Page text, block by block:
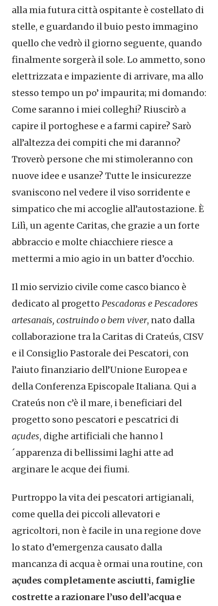
alla mia futura città ospitante è costellato di
stelle, e guardando il buio pesto immagino
quello che vedrò il giorno seguente, quando
finalmente sorgerà il sole. Lo ammetto, sono
elettrizzata e impaziente di arrivare, ma allo
stesso tempo un po’ impaurita; mi domando:
Come saranno i miei colleghi? Riuscirò a
capire il portoghese e a farmi capire? Sarò
all’altezza dei compiti che mi daranno?
Troverò persone che mi stimoleranno con
nuove idee e usanze? Tutte le insicurezze
svaniscono nel vedere il viso sorridente e
simpatico che mi accoglie all’autostazione. È
Lilì, un agente Caritas, che grazie a un forte
abbraccio e molte chiacchiere riesce a
mettermi a mio agio in un batter d’occhio.
Il mio servizio civile come casco bianco è
dedicato al progetto Pescadoras e Pescadores
artesanais, costruindo o bem viver, nato dalla
collaborazione tra la Caritas di Crateús, CISV
e il Consiglio Pastorale dei Pescatori, con
l’aiuto finanziario dell’Unione Europea e
della Conferenza Episcopale Italiana. Qui a
Crateús non c’è il mare, i beneficiari del
progetto sono pescatori e pescatrici di
açudes, dighe artificiali che hanno l
´apparenza di bellissimi laghi atte ad
arginare le acque dei fiumi.
Purtroppo la vita dei pescatori artigianali,
come quella dei piccoli allevatori e
agricoltori, non è facile in una regione dove
lo stato d’emergenza causato dalla
mancanza di acqua è ormai una routine, con
açudes completamente asciutti, famiglie
costrette a razionare l’uso dell’acqua e